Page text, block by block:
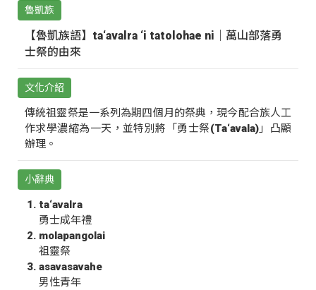
魯凱族
【魯凱族語】ta‘avalra ‘i tatolohae ni｜萬山部落勇
士祭的由來
文化介紹
傳統祖靈祭是一系列為期四個月的祭典，現今配合族人工
作求學濃縮為一天，並特別將「勇士祭(Ta‘avala)」凸顯
辦理。
小辭典
ta‘avalra
勇士成年禮
molapangolai
祖靈祭
asavasavahe
男性青年